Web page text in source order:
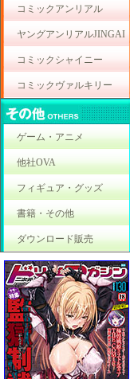
コミックアンリアル
ヤングアンリアルJINGAI
コミックシャイニー
コミックヴァルキリー
ゲーム・アニメ
他社OVA
フィギュア・グッズ
書籍・その他
ダウンロード販売